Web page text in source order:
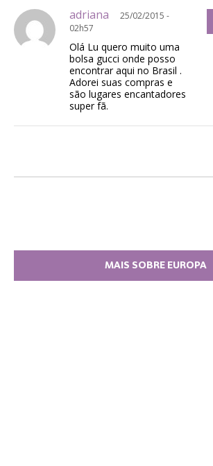
adriana
25/02/2015 -
02h57
Olá Lu quero muito uma
bolsa gucci onde posso
encontrar aqui no Brasil .
Adorei suas compras e
são lugares encantadores
super fã.
MAIS SOBRE EUROPA